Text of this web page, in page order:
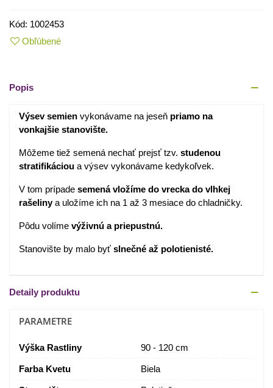
Kód: 1002453
Obľúbené
Popis
Výsev semien vykonávame na jeseň priamo na
vonkajšie stanovište.
Môžeme tiež semená nechať prejsť tzv. studenou
stratifikáciou a výsev vykonávame kedykoľvek.
V tom prípade semená vložíme do vrecka do vlhkej
rašelinya uložíme ich na 1 až 3 mesiace do chladničky.
Pôdu volíme výživnú a priepustnú.
Stanovište by malo byť slnečné až polotienisté.
Detaily produktu
PARAMETRE
Výška Rastliny 90 - 120 cm
Farba Kvetu Biela